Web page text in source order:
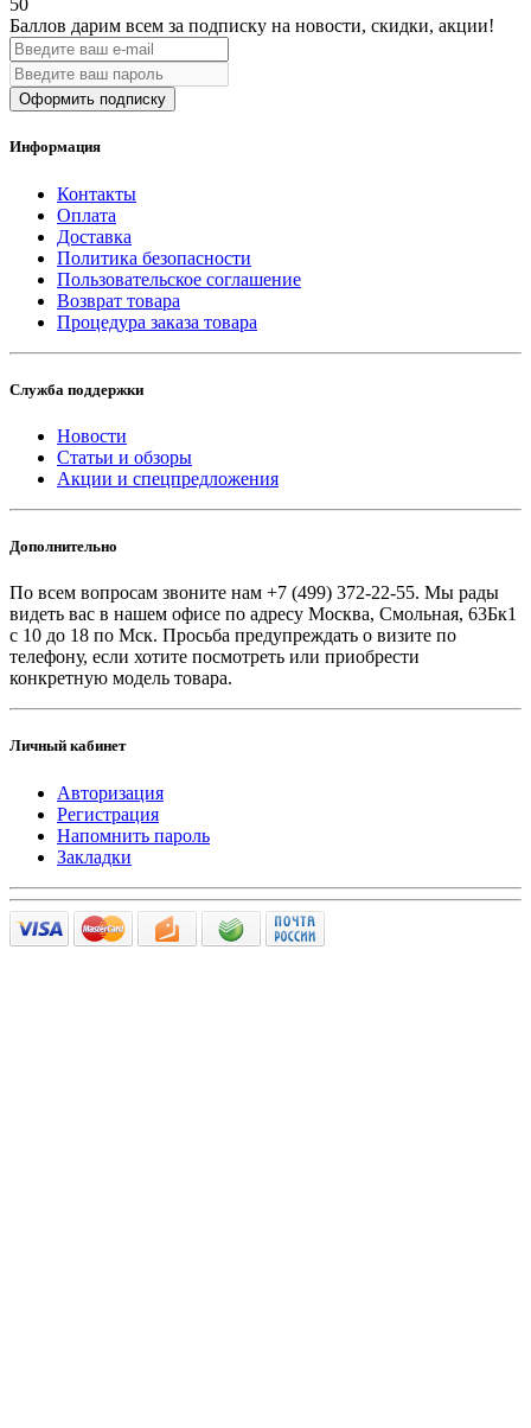
50
Баллов дарим всем за подписку на новости, скидки, акции!
Оформить подписку
Информация
Контакты
Оплата
Доставка
Политика безопасности
Пользовательское соглашение
Возврат товара
Процедура заказа товара
Служба поддержки
Новости
Статьи и обзоры
Акции и спецпредложения
Дополнительно
По всем вопросам звоните нам +7 (499) 372-22-55. Мы рады
видеть вас в нашем офисе по адресу Москва, Смольная, 63Бк1
с 10 до 18 по Мск. Просьба предупреждать о визите по
телефону, если хотите посмотреть или приобрести
конкретную модель товара.
Личный кабинет
Авторизация
Регистрация
Напомнить пароль
Закладки